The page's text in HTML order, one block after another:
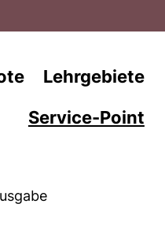
Lehrgebiete
Service-Point